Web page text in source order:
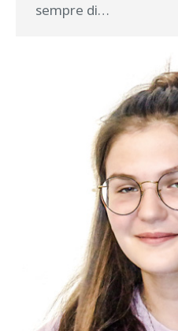
sempre di…